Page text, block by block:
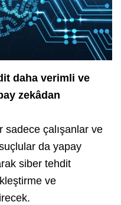
daha verimli ve
zekâdan
sadece çalışanlar ve
da yapay
siber tehdit
ve